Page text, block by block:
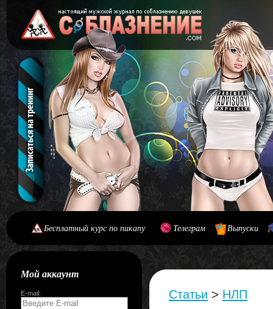
Бесплатный курс по пикапу Телеграм Выпуски
Мой аккаунт
E-mail: Статьи > НЛП